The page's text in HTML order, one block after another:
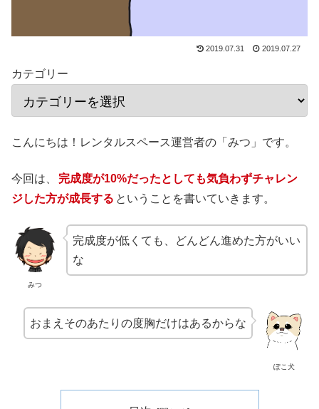
2019.07.31 2019.07.27
カテゴリー
こんにちは！レンタルスペース運営者の「みつ」です。
今回は、
完成度が10%だったとしても気負わずチャレン
ジした方が成長する ということを書いていきます。
みつ
完成度が低くても、どんどん進めた方がいい
な
ぽこ犬
おまえそのあたりの度胸だけはあるからな